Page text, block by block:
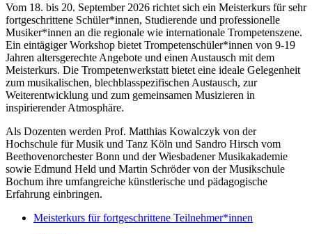
Vom 18. bis 20. September 2026 richtet sich ein Meisterkurs für sehr
fortgeschrittene Schüler*innen, Studierende und professionelle
Musiker*innen an die regionale wie internationale Trompetenszene.
Ein eintägiger Workshop bietet Trompetenschüler*innen von 9-19
Jahren altersgerechte Angebote und einen Austausch mit dem
Meisterkurs. Die Trompetenwerkstatt bietet eine ideale Gelegenheit
zum musikalischen, blechblasspezifischen Austausch, zur
Weiterentwicklung und zum gemeinsamen Musizieren in
inspirierender Atmosphäre.
Als Dozenten werden Prof. Matthias Kowalczyk von der
Hochschule für Musik und Tanz Köln und Sandro Hirsch vom
Beethovenorchester Bonn und der Wiesbadener Musikakademie
sowie Edmund Held und Martin Schröder von der Musikschule
Bochum ihre umfangreiche künstlerische und pädagogische
Erfahrung einbringen.
Meisterkurs für fortgeschrittene Teilnehmer*innen